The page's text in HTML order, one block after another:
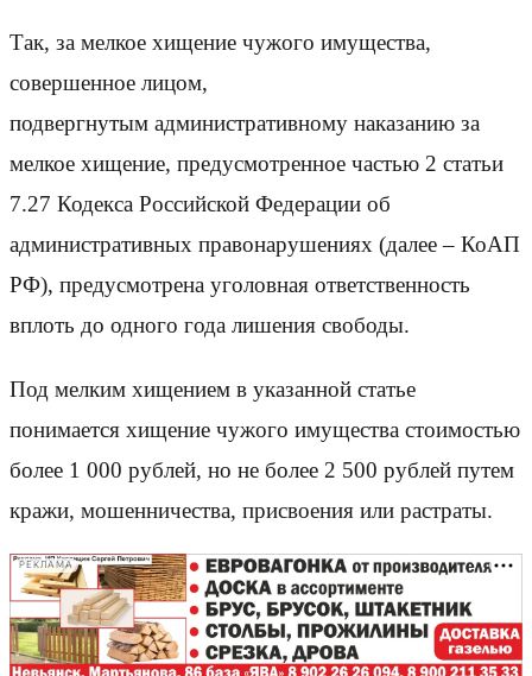
Так, за мелкое хищение чужого имущества,
совершенное лицом,
подвергнутым административному наказанию за
мелкое хищение, предусмотренное частью 2 статьи
7.27 Кодекса Российской Федерации об
административных правонарушениях (далее – КоАП
РФ), предусмотрена уголовная ответственность
вплоть до одного года лишения свободы.
Под мелким хищением в указанной статье
понимается хищение чужого имущества стоимостью
более 1 000 рублей, но не более 2 500 рублей путем
кражи, мошенничества, присвоения или растраты.
РЕКЛАМА